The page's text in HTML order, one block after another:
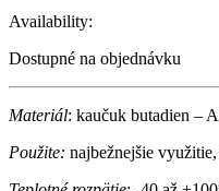
Availability:
Dostupné na objednávku
Materiál: kaučuk butadien –
Použite: najbežnejšie